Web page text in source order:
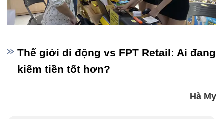
Thế giới di động vs FPT Retail: Ai đang
kiếm tiền tốt hơn?
Hà My